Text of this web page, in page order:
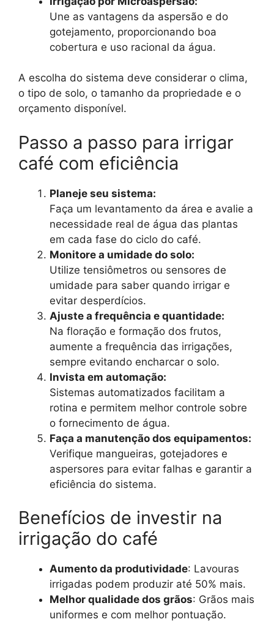
Une as vantagens da aspersão e do
gotejamento, proporcionando boa
cobertura e uso racional da água.
A escolha do sistema deve considerar o clima,
o tipo de solo, o tamanho da propriedade e o
orçamento disponível.
Passo a passo para irrigar
café com eficiência
Planeje seu sistema:
Faça um levantamento da área e avalie a
necessidade real de água das plantas
em cada fase do ciclo do café.
Monitore a umidade do solo:
Utilize tensiômetros ou sensores de
umidade para saber quando irrigar e
evitar desperdícios.
Ajuste a frequência e quantidade:
Na floração e formação dos frutos,
aumente a frequência das irrigações,
sempre evitando encharcar o solo.
Invista em automação:
Sistemas automatizados facilitam a
rotina e permitem melhor controle sobre
o fornecimento de água.
Faça a manutenção dos equipamentos:
Verifique mangueiras, gotejadores e
aspersores para evitar falhas e garantir a
eficiência do sistema.
Benefícios de investir na
irrigação do café
Aumento da produtividade: Lavouras
irrigadas podem produzir até 50% mais.
Melhor qualidade dos grãos: Grãos mais
uniformes e com melhor pontuação.